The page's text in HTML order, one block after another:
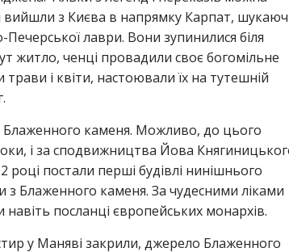
вийшли з Києва в напрямку Карпат,
лаври. Вони зупинилися біля
ченці провадили своє богомільне
і квіти, настоювали їх на тутешній
Блаженного каменя. Можливо, до цього
і за сподвижництва Йова
постали перші будівлі нинішнього
з Блаженного каменя. За чудесними ліками
посланці європейських монархів.
у Маняві закрили, джерело Блаженного